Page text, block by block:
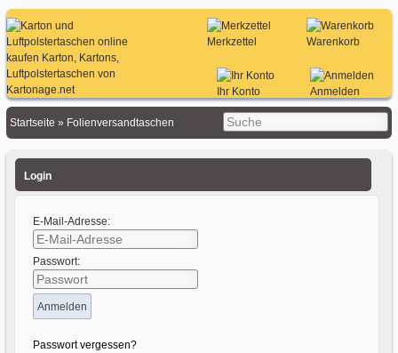
Warenkorb
Merkzettel
Anmelden
Ihr Konto
Startseite » Folienversandtaschen
Login
E-Mail-Adresse:
Passwort:
Passwort vergessen?